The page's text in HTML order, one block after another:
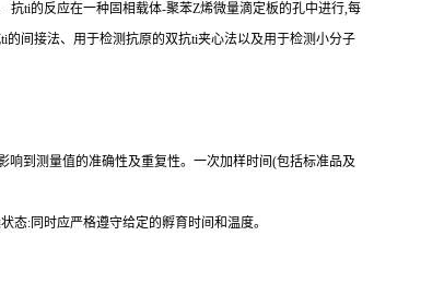
抗ti的反应在一种固相载体-聚苯Z烯微量滴定板的孔中进行,每
ti的间接法、用于检测抗原的双抗ti夹心法以及用于检测小分子
响到测量值的准确性及重复性。 一次加样时间 (包括标准品及
态: 同时应严格遵守给定的孵育时间和温度。